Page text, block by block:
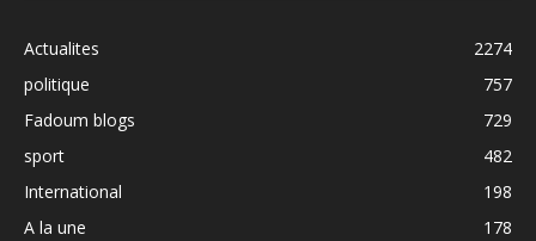
Actualites
2274
politique
757
Fadoum blogs
729
sport
482
International
198
A la une
178